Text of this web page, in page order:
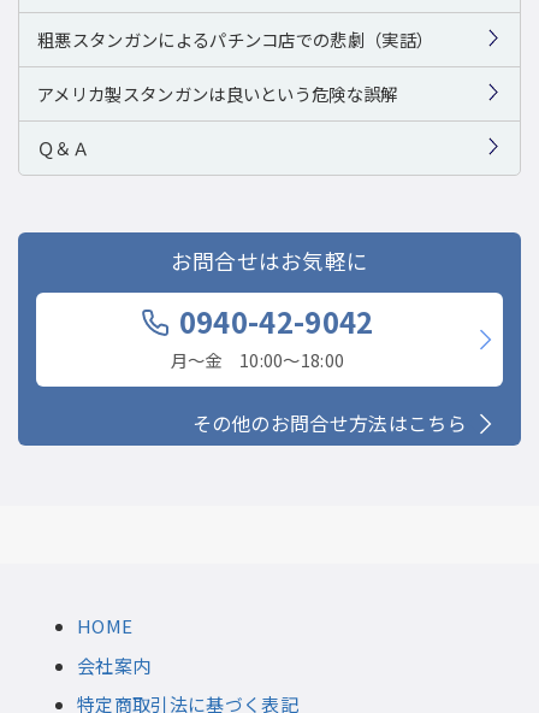
粗悪スタンガンによるパチンコ店での悲劇（実話）
アメリカ製スタンガンは良いという危険な誤解
Ｑ＆Ａ
お問合せはお気軽に
0940-42-9042
月〜金 10:00〜18:00
その他のお問合せ方法はこちら
HOME
会社案内
特定商取引法に基づく表記